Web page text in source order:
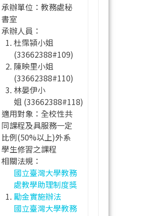
承辦單位：教務處秘
書室
承辦人員：
杜霈潁小姐
(33662388#109)
陳映里小姐
(33662388#110)
林晏伊小
姐 (33662388#118)
適用對象：全校性共
同課程及具服務一定
比例(50%以上)外系
學生修習之課程
相關法規：
國立臺灣大學教務
處教學助理制度獎
勵金實施辦法
國立臺灣大學教務